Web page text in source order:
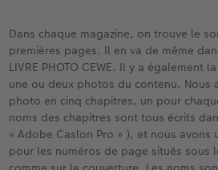
Dans chaque magazine, on trouve le
premières pages. Il en va de même
LIVRE PHOTO CEWE. Il y a également
une ou deux photos du contenu. Nous
photo en cinq chapitres, un pour
noms des chapitres sont tous écrits
« Adobe Caslon Pro » ), et nous avons
pour les numéros de page situés sous